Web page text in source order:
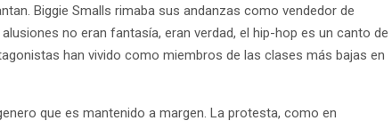
Biggie Smalls rimaba sus andanzas como vendedor de
no eran fantasía, eran verdad, el hip-hop es un canto de
han vivido como miembros de las clases más bajas en
que es mantenido a margen. La protesta, como en